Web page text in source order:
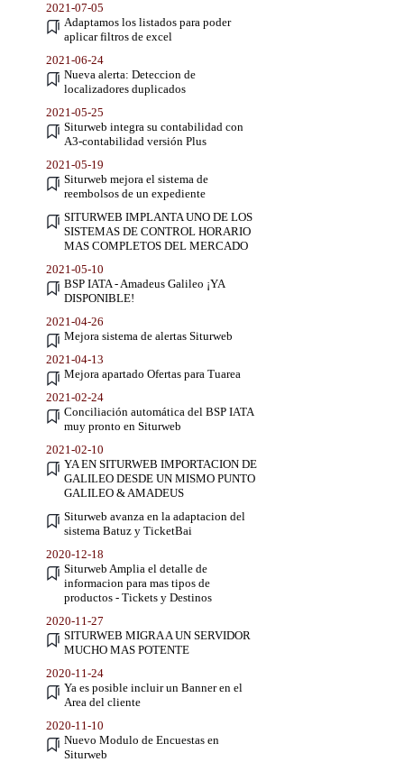
2021-07-05
Adaptamos los listados para poder
aplicar filtros de excel
2021-06-24
Nueva alerta: Deteccion de
localizadores duplicados
2021-05-25
Siturweb integra su contabilidad con
A3-contabilidad versión Plus
2021-05-19
Siturweb mejora el sistema de
reembolsos de un expediente
SITURWEB IMPLANTA UNO DE LOS
SISTEMAS DE CONTROL HORARIO
MAS COMPLETOS DEL MERCADO
2021-05-10
BSP IATA - Amadeus Galileo ¡YA
DISPONIBLE!
2021-04-26
Mejora sistema de alertas Siturweb
2021-04-13
Mejora apartado Ofertas para Tuarea
2021-02-24
Conciliación automática del BSP IATA
muy pronto en Siturweb
2021-02-10
YA EN SITURWEB IMPORTACION DE
GALILEO DESDE UN MISMO PUNTO
GALILEO & AMADEUS
Siturweb avanza en la adaptacion del
sistema Batuz y TicketBai
2020-12-18
Siturweb Amplia el detalle de
informacion para mas tipos de
productos - Tickets y Destinos
2020-11-27
SITURWEB MIGRA A UN SERVIDOR
MUCHO MAS POTENTE
2020-11-24
Ya es posible incluir un Banner en el
Area del cliente
2020-11-10
Nuevo Modulo de Encuestas en
Siturweb